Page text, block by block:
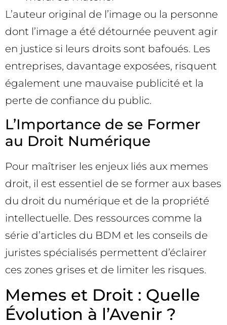
L’auteur original de l’image ou la personne
dont l’image a été détournée peuvent agir
en justice si leurs droits sont bafoués. Les
entreprises, davantage exposées, risquent
également une mauvaise publicité et la
perte de confiance du public.
L’Importance de se Former
au Droit Numérique
Pour maîtriser les enjeux liés aux memes
droit, il est essentiel de se former aux bases
du droit du numérique et de la propriété
intellectuelle. Des ressources comme la
série d’articles du BDM et les conseils de
juristes spécialisés permettent d’éclairer
ces zones grises et de limiter les risques.
Memes et Droit : Quelle
Évolution à l’Avenir ?